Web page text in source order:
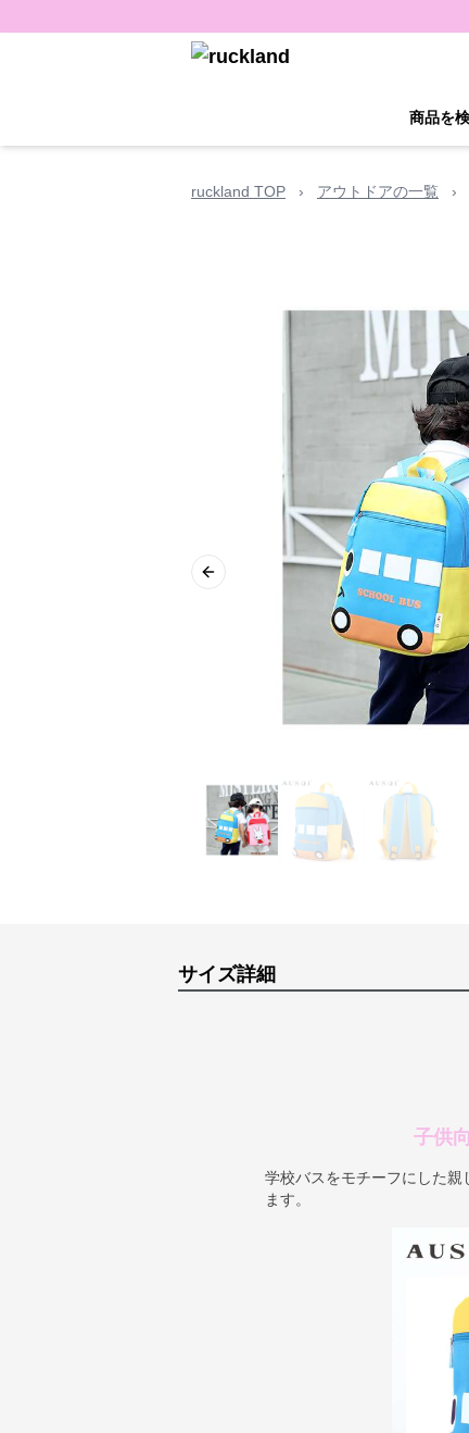
商品を
ruckland TOP › アウトドアの一覧 ›
Previous slide
サイズ詳細
子供
学校バスをモチーフにした
ます。